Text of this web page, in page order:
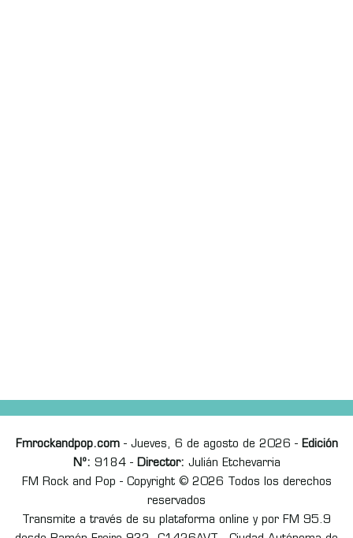
Fmrockandpop.com- Jueves, 6 de agosto de 2026 - Edición
Nº: 9184 - Director: Julián Etchevarria
FM Rock and Pop - Copyright © 2026 Todos los derechos
reservados
Transmite a través de su plataforma online y por FM 95.9